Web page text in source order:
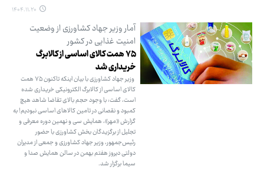
۱۴۰۴.۱۱.۲۰
آمار وزیر جهاد کشاورزی از وضعیت
امنیت غذایی در کشور
۷۵ همت کالای اساسی از کالابرگ
خریداری شد
وزیر جهاد کشاورزی با بیان اینکه تاکنون ۷۵ همت
کالای اساسی از کالابرگ الکترونیکی خریداری شده
است، گفت: با وجود حجم بالای تقاضا شاهد هیچ
کمبود و نقصانی در تامین کالاهای اساسی نبودیم! به
گزارش «مهر»، همایش سی و نهمین دوره معرفی و
تجلیل از برگزیدگان بخش کشاورزی با حضور
رئیس‌جمهور، وزیر جهاد کشاورزی و جمعی از مدیران
دولتی دیروز هفتم بهمن در سالن همایش صدا و
سیما برگزار شد.